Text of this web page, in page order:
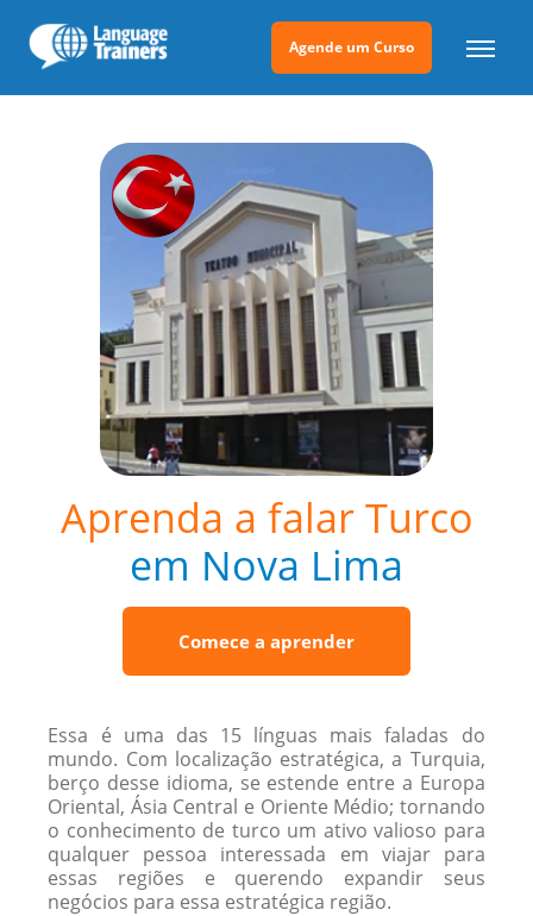
Agende um Curso
Aprenda a falar Turco
em Nova Lima
Comece a aprender
Essa é uma das 15 línguas mais faladas do
mundo. Com localização estratégica, a Turquia,
berço desse idioma, se estende entre a Europa
Oriental, Ásia Central e Oriente Médio; tornando
o conhecimento de turco um ativo valioso para
qualquer pessoa interessada em viajar para
essas regiões e querendo expandir seus
negócios para essa estratégica região.